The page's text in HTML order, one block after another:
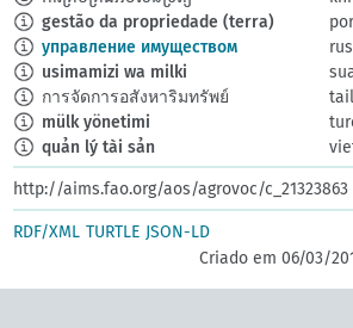
gestão da propriedade (terra)
управление имуществом
usimamizi wa milki
การจัดการอสังหาริมทรัพย์
mülk yönetimi
quản lý tài sản
http://aims.fao.org/aos/agrovoc/c_21323863
RDF/XML TURTLE JSON-LD
Criado em 06/03/